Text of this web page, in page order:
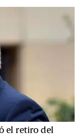
el retiro del